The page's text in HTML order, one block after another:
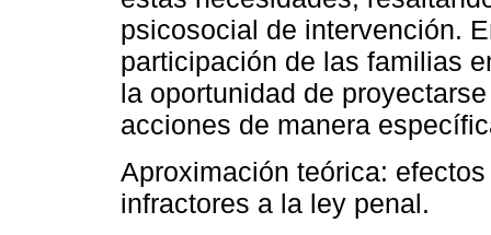
psicosocial de intervención.
participación de las familias
la oportunidad de
acciones de manera
Aproximación teórica:
infractores a la ley penal.